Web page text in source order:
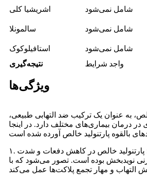
اشریشیا کلی
شامل نمی‌شود
سالمونلا
شامل نمی‌شود
استافیلوکوک
شامل نمی‌شود
نتیجه‌گیری
واجد شرایط
ویژگی‌ها
به عنوان یک ترکیب ضد التهابی طبیعی،
در درمان بیماری‌های مختلف دارد. در اینجا
۱. مدیریت میگرن: پارتنولید خالص در کاهش دفعات و شدت
نویدبخش بوده است. تصور می‌شود که با